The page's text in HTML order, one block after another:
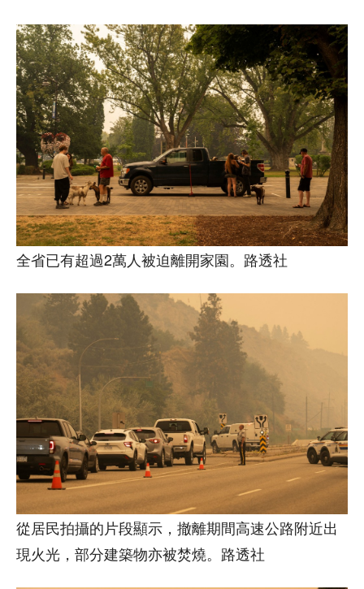
全省已有超過2萬人被迫離開家園。路透社
從居民拍攝的片段顯示，撤離期間高速公路附近出
現火光，部分建築物亦被焚燒。路透社